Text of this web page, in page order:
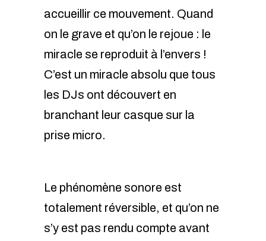
accueillir ce mouvement. Quand
on le grave et qu’on le rejoue : le
miracle se reproduit à l’envers !
C’est un miracle absolu que tous
les DJs ont découvert en
branchant leur casque sur la
prise micro.
Le phénomène sonore est
totalement réversible, et qu’on ne
s’y est pas rendu compte avant